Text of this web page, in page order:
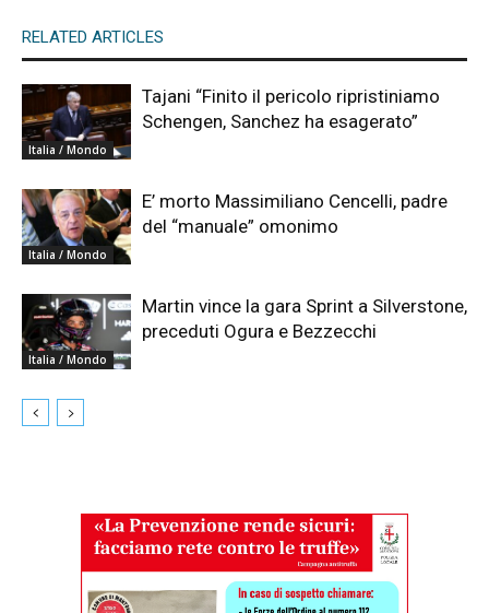
RELATED ARTICLES
Italia / Mondo
Tajani “Finito il pericolo ripristiniamo
Schengen, Sanchez ha esagerato”
Italia / Mondo
E’ morto Massimiliano Cencelli, padre
del “manuale” omonimo
Italia / Mondo
Martin vince la gara Sprint a Silverstone,
preceduti Ogura e Bezzecchi